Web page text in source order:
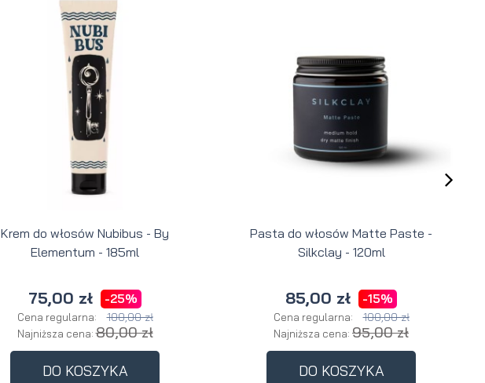
Krem do włosów Nubibus - By
Elementum - 185ml
75,00 zł -25%
Cena regularna: 100,00 zł
Najniższa cena:80,00 zł
DO KOSZYKA
Pasta do włosów Matte Paste -
Silkclay - 120ml
85,00 zł -15%
Cena regularna: 100,00 zł
Najniższa cena: 95,00 zł
DO KOSZYKA